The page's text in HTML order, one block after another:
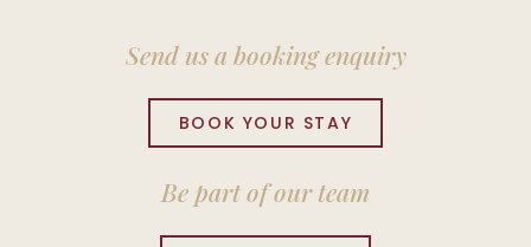
Send us a booking enquiry
BOOK YOUR STAY
Be part of our team